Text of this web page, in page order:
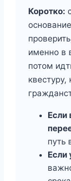
Коротко:
именно в
потом
Если
путь
Если